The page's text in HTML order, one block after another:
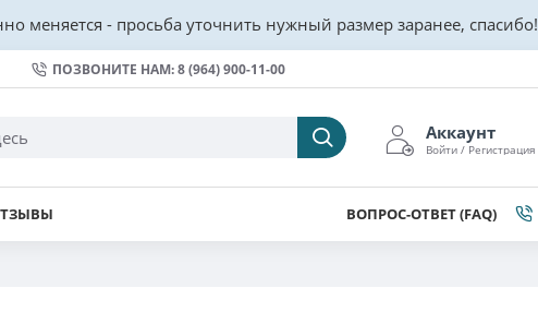
меняется - просьба уточнить нужный размер заранее, спасибо!
ПОЗВОНИТЕ НАМ: 8 (964) 900-11-00
Аккаунт
Войти / Регистрация
ВОПРОС-ОТВЕТ (FAQ)